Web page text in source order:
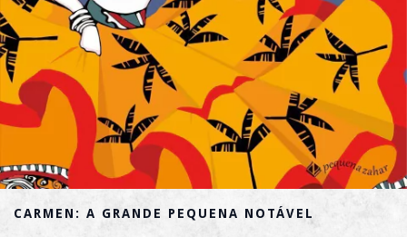
CARMEN: A GRANDE PEQUENA NOTÁVEL